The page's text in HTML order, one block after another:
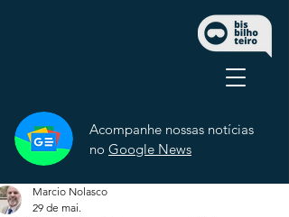
Acompanhe nossas notícias
no Google News
Marcio Nolasco
29 de mai.